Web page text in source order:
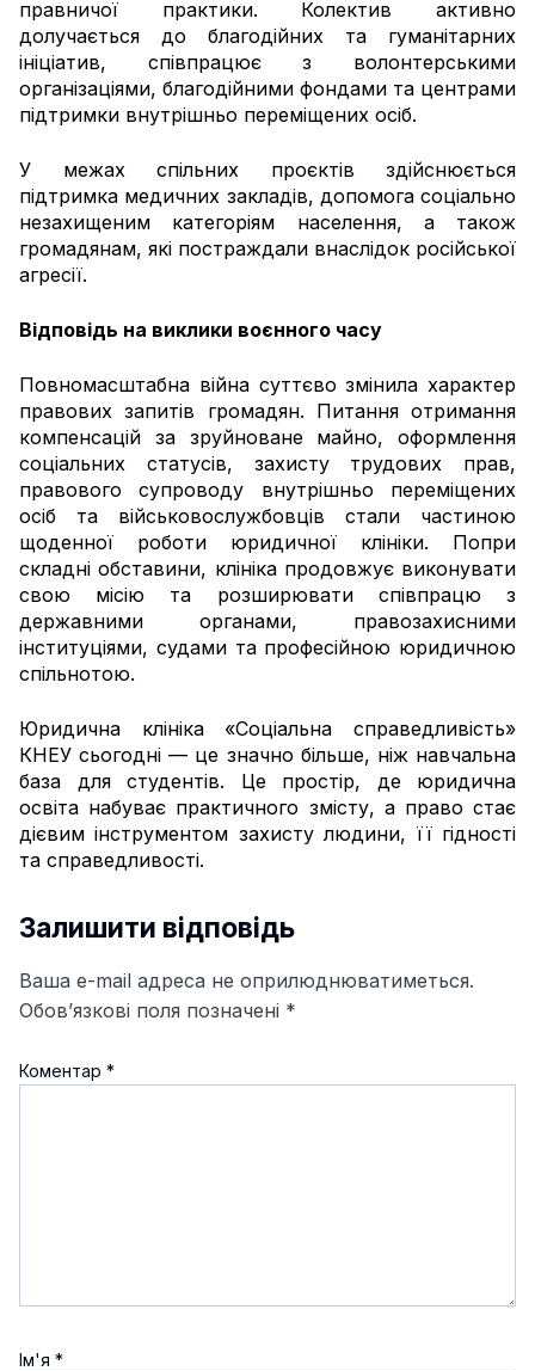
правничої практики. Колектив активно
долучається до благодійних та гуманітарних
ініціатив, співпрацює з волонтерськими
організаціями, благодійними фондами та центрами
підтримки внутрішньо переміщених осіб.
У межах спільних проєктів здійснюється
підтримка медичних закладів, допомога соціально
незахищеним категоріям населення, а також
громадянам, які постраждали внаслідок російської
агресії.
Відповідь на виклики воєнного часу
Повномасштабна війна суттєво змінила характер
правових запитів громадян. Питання отримання
компенсацій за зруйноване майно, оформлення
соціальних статусів, захисту трудових прав,
правового супроводу внутрішньо переміщених
осіб та військовослужбовців стали частиною
щоденної роботи юридичної клініки. Попри
складні обставини, клініка продовжує виконувати
свою місію та розширювати співпрацю з
державними органами, правозахисними
інституціями, судами та професійною юридичною
спільнотою.
Юридична клініка «Соціальна справедливість»
КНЕУ сьогодні — це значно більше, ніж навчальна
база для студентів. Це простір, де юридична
освіта набуває практичного змісту, а право стає
дієвим інструментом захисту людини, її гідності
та справедливості.
Залишити відповідь
Ваша e-mail адреса не оприлюднюватиметься.
Обов’язкові поля позначені *
Коментар *
Ім'я *